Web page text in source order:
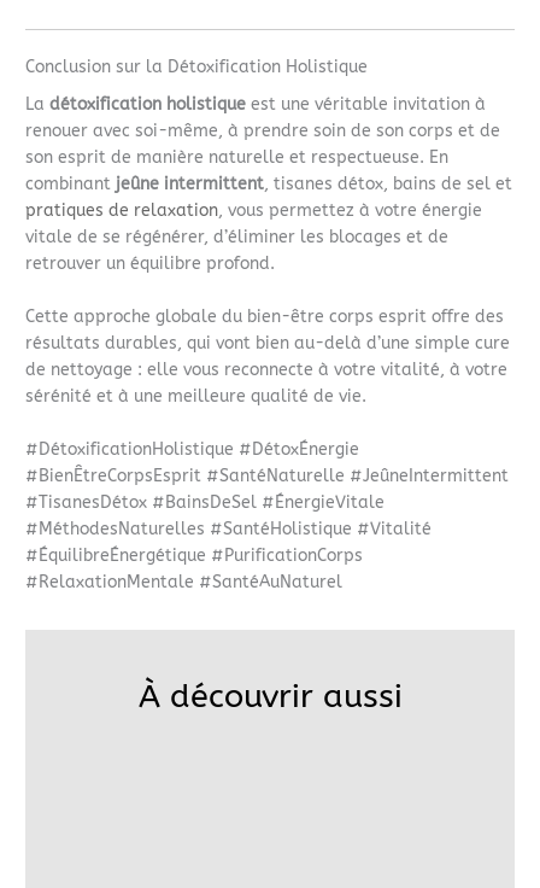
Conclusion sur la Détoxification Holistique
Ladétoxification holistique est une véritable invitation à
renouer avec soi-même, à prendre soin de son corps et de
son esprit de manière naturelle et respectueuse. En
combinant jeûne intermittent, tisanes détox, bains de sel et
pratiques de relaxation, vous permettez à votre énergie
vitale de se régénérer, d’éliminer les blocages et de
retrouver un équilibre profond.
Cette approche globale du bien-être corps esprit offre des
résultats durables, qui vont bien au-delà d’une simple cure
de nettoyage : elle vous reconnecte à votre vitalité, à votre
sérénité et à une meilleure qualité de vie.
#DétoxificationHolistique #DétoxÉnergie
#BienÊtreCorpsEsprit #SantéNaturelle #JeûneIntermittent
#TisanesDétox #BainsDeSel #ÉnergieVitale
#MéthodesNaturelles #SantéHolistique #Vitalité
#ÉquilibreÉnergétique #PurificationCorps
#RelaxationMentale #SantéAuNaturel
À découvrir aussi